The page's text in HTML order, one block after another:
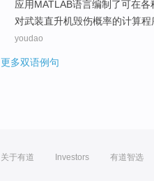
应用MATLAB语言编制了可在各
对武装直升机毁伤概率的计算程
youdao
更多双语例句
关于有道 Investors 有道智选